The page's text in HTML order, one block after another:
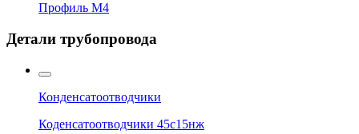
Профиль М4
Детали трубопровода
Конденсатоотводчики
Коденсатоотводчики 45с15нж